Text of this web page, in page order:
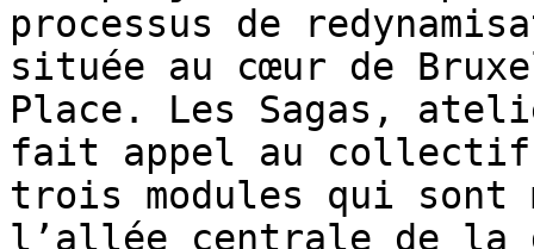
processus de
située au cœur de
Place. Les Sagas,
fait appel au collectif
trois modules qui sont
l’allée centrale de la